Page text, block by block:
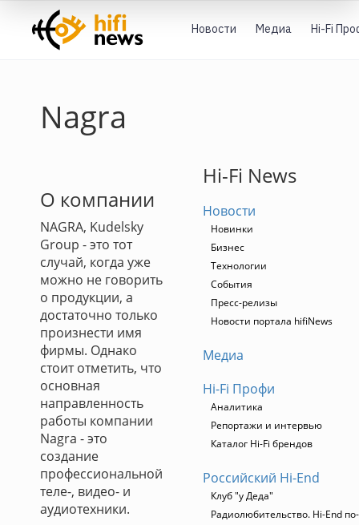
Новости Медиа Hi-Fi
Nagra
О компании
NAGRA, Kudelsky
Group - это тот
случай, когда уже
можно не говорить
о продукции, а
достаточно только
произнести имя
фирмы. Однако
стоит отметить, что
основная
направленность
работы компании
Nagra - это
создание
профессиональной
теле-, видео- и
аудиотехники.
Hi-Fi News
Новости
Новинки
Бизнес
Технологии
События
Пресс-релизы
Новости портала hifiNews
Медиа
Hi-Fi Профи
Аналитика
Репортажи и интервью
Каталог Hi-Fi брендов
Российский Hi-End
Клуб "у Деда"
Радиолюбительство. Hi-End